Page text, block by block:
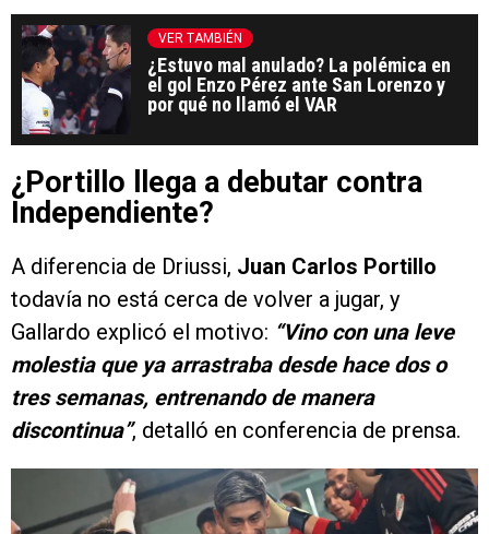
VER TAMBIÉN
¿Estuvo mal anulado? La polémica en
el gol Enzo Pérez ante San Lorenzo y
por qué no llamó el VAR
¿Portillo llega a debutar contra
Independiente?
A diferencia de Driussi, Juan Carlos Portillo
todavía no está cerca de volver a jugar, y
Gallardo explicó el motivo: “Vino con una leve
molestia que ya arrastraba desde hace dos o
tres semanas, entrenando de manera
discontinua”, detalló en conferencia de prensa.